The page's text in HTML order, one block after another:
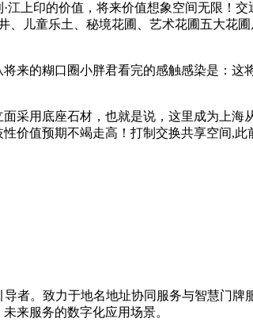
上印的价值，将来价值想象空间无限！交
、儿童乐土、秘境花圃、艺术花圃五大花
的糊口圈小胖君看完的感触感染是：这
采用底座石材，也就是说，这里成为上海
价值预期不竭走高！打制交换共享空间,此
者。致力于地名地址协同服务与智慧门牌
来服务的数字化应用场景。